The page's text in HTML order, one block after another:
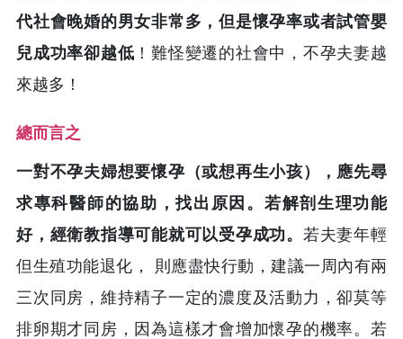
代社會晚婚的男女非常多，但是懷孕率或者試管嬰
兒成功率卻越低 ！難怪變遷的社會中，不孕夫妻越
來越多！
總而言之
一對不孕夫婦想要懷孕（或想再生小孩），應先尋
求專科醫師的協助，找出原因。若解剖生理功能
好，經衛教指導可能就可以受孕成功。 若夫妻年輕
但生殖功能退化， 則應盡快行動，建議一周內有兩
三次同房，維持精子一定的濃度及活動力，卻莫等
排卵期才同房，因為這樣才會增加懷孕的機率。若